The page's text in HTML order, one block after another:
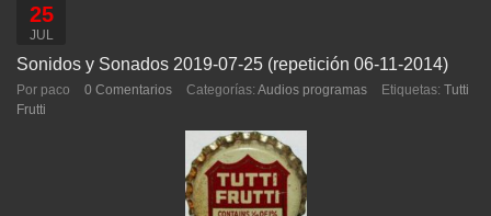
25
JUL
Sonidos y Sonados 2019-07-25 (repetición 06-11-2014)
Por paco 0 Comentarios Categorías: Audios programas Etiquetas: Tutti
Frutti